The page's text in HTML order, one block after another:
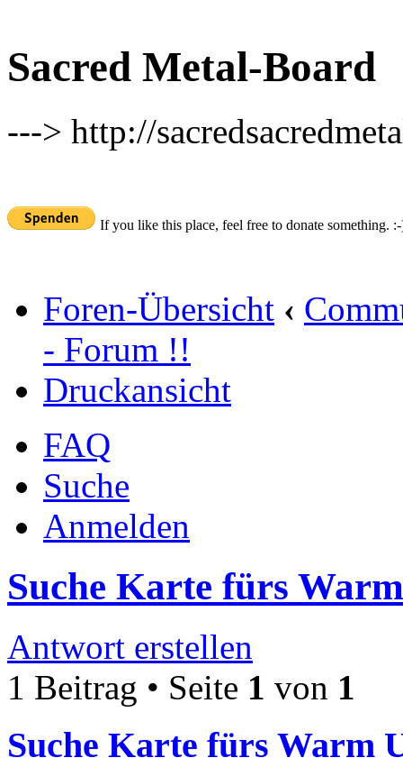
Sacred Metal-Board
---> http://
If you like this place, feel free to donate something.
Foren-Übersicht ‹
- Forum !!
Druckansicht
FAQ
Suche
Anmelden
Suche Karte fürs
Antwort erstellen
1 Beitrag • Seite 1 von 1
Suche Karte fürs Warm